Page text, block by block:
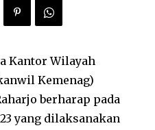
Kantor Wilayah
Kemenag)
berharap pada
yang dilaksanakan